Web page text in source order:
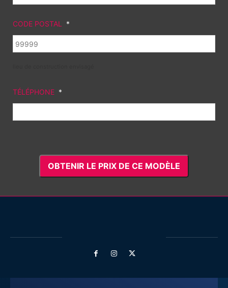
CODE POSTAL *
TÉLÉPHONE *
OBTENIR LE PRIX DE CE MODÈLE